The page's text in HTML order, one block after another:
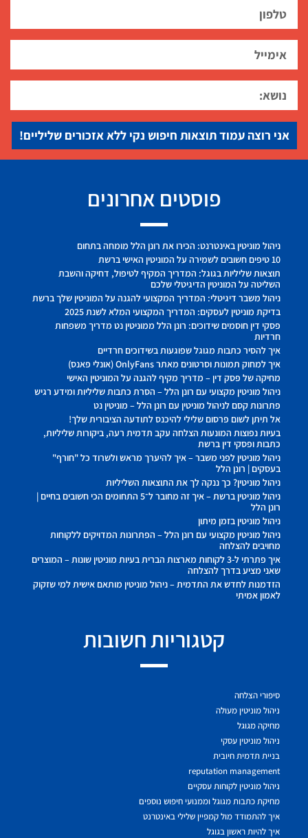
אני רוצה עמוד תוצאות חיפוש נקי ללא אזכורים שליליים!
פוסטים אחרונים
ניהול מוניטין באינטרנט: הכירו את רונן הלל מומחה בתחום
10 טיפים חשובים לשמירה על המוניטין האישי ברשת
תוצאות שליליות בגוגל: המדריך המקיף לטיפול, דחיקה והשבת
השליטה על המוניטין הדיגיטלי שלכם
ניהול משבר דיגיטלי: המדריך המקצועי להגנה על המוניטין שלך ברשת
בדיקת מוניטין לעסקים: המדריך המקצועי המלא לשנת 2025
פסקי דין חוסמים שידוכים: רונן הלל ממוניטין נט מדריך משפחות
חרדיות
איך להסיר כתבות מגוגל שפוגעות בשידוכים חרדיים
איך למחוק תמונות וסרטונים מאתר OnlyFans (אונלי פאנס)
מחיקה של פסק דין – מדריך מקיף להגנה על המוניטין האישי
ניהול מוניטין מקצועי עם רונן הלל – הסרת כתבות שליליות ומידע רגיש
פתרונות קסם לניהול מוניטין עם רונן הלל – מוניטין נט
אל תיתן לשום פרסום שלילי להיכנס לתודעה הציבורית שלך!
בעיות נפוצות המונעות הצלחה עקב תדמית רעה, ביקורות שליליות,
כתבות ופסקי דין ברשת
ניהול מוניטין לפני משבר – איך להיערך מראש ולשרוד כל "חורף"
בעסקים | רונן הלל
ניהול מוניטין? כך ננקה לך את התוצאות השליליות
ניהול מוניטין ברשת – איך זה מחובר ל־5 התחומים הכי חשובים בחיים |
רונן הלל
ניהול מוניטין בזמן מיתון
ניהול מוניטין מקצועי עם רונן הלל – הפתרונות המדויקים ללקוחות
מחויבים להצלחה
איך פתרתי ל-3 לקוחות מארצות הברית בעיות מוניטין שונות – המוצרים
שאני מציע בדרך להצלחה
הזדמנות לחדש את התדמית – ניהול מוניטין מותאם אישית למי שזקוק
לאמון אמיתי
קטגוריות חשובות
סיפורי הצלחה
ניהול מוניטין מעולה
מחיקה מגוגל
ניהול מוניטין עסקי
בניית תדמית חיובית
reputation management
ניהול מוניטין לקוחות עסקיים
מחיקת כתבות מגוגל וממנועי חיפוש נוספים
איך להתמודד מול קמפיין שלילי באינטרנט
איך להיות ראשון בגוגל